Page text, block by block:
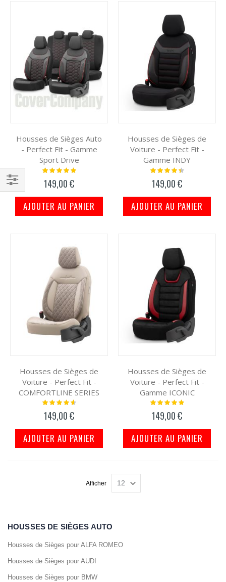
Housses de Sièges Auto
- Perfect Fit - Gamme
Sport Drive
Notation:
149,00 €
AJOUTER AU PANIER
Housses de Sièges de
Voiture - Perfect Fit -
Gamme INDY
Notation:
149,00 €
AJOUTER AU PANIER
Housses de Sièges de
Voiture - Perfect Fit -
COMFORTLINE SERIES
Notation:
149,00 €
AJOUTER AU PANIER
Housses de Sièges de
Voiture - Perfect Fit -
Gamme ICONIC
Notation:
149,00 €
AJOUTER AU PANIER
Afficher
HOUSSES DE SIÈGES AUTO
Housses de Sièges pour ALFA ROMEO
Housses de Sièges pour AUDI
Housses de Sièges pour BMW
Filtrer